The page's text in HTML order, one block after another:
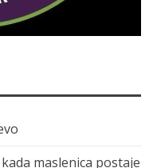
maslenica postaje